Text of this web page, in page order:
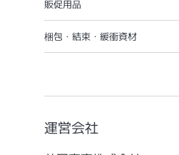
販促用品
梱包・結束・緩衝資材
運営会社